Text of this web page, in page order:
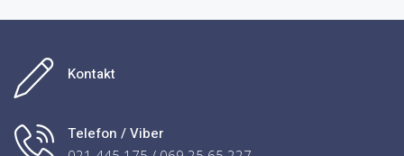
Kontakt
Telefon / Viber